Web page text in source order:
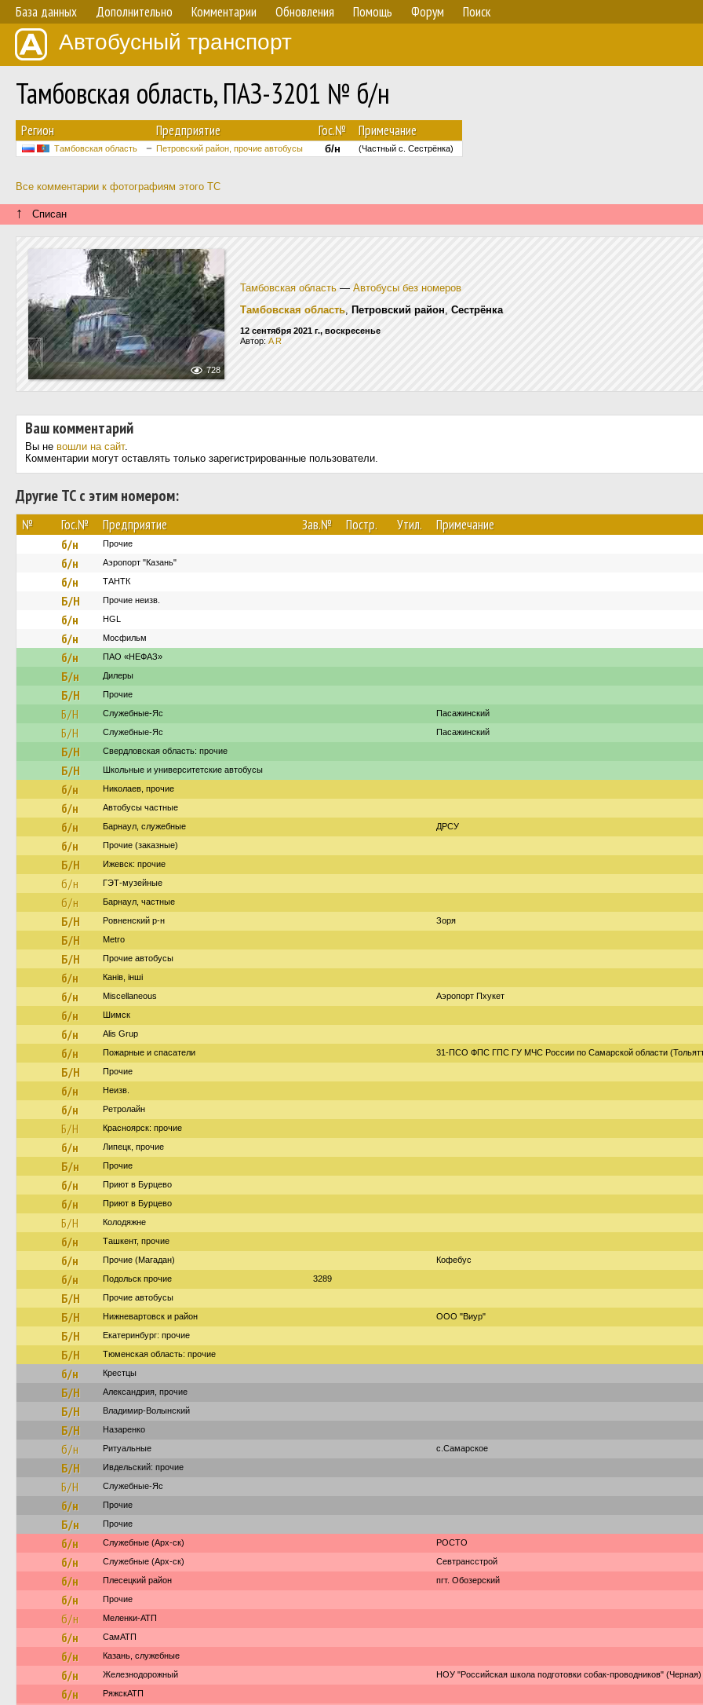
База данных Дополнительно Комментарии Обновления Помощь Форум Поиск
Автобусный транспорт
Тамбовская область, ПАЗ-3201 № б/н
Регион Предприятие Гос.№ Примечание
Тамбовская область Петровский район, прочие автобусы б/н (Частный с. Сестрёнка)
Все комментарии к фотографиям этого ТС
↑ Списан
728
Тамбовская область — Автобусы без номеров
Тамбовская область, Петровский район, Сестрёнка
12 сентября 2021 г., воскресенье
Автор: A R
Ваш комментарий
Вы не вошли на сайт.
Комментарии могут оставлять только зарегистрированные пользователи.
Другие ТС с этим номером:
№ Гос.№ Предприятие Зав.№ Постр. Утил. Примечание
б/н Прочие
б/н Аэропорт "Казань"
б/н ТАНТК
Б/Н Прочие неизв.
б/н HGL
б/н Мосфильм
б/н ПАО «НЕФАЗ»
Б/н Дилеры
Б/Н Прочие
Б/Н Служебные-Яс Пасажинский
Б/Н Служебные-Яс Пасажинский
Б/Н Свердловская область: прочие
Б/Н Школьные и университетские автобусы
б/н Николаев, прочие
б/н Автобусы частные
б/н Барнаул, служебные ДРСУ
б/н Прочие (заказные)
Б/Н Ижевск: прочие
б/н ГЭТ-музейные
б/н Барнаул, частные
Б/Н Ровненский р-н Зоря
Б/Н Metro
Б/Н Прочие автобусы
б/н Канів, інші
б/н Miscellaneous Аэропорт Пхукет
б/н Шимск
б/н Alis Grup
б/н Пожарные и спасатели 31-ПСО ФПС ГПС ГУ МЧС России по Самарской области
Б/Н Прочие
б/н Неизв.
б/н Ретролайн
Б/Н Красноярск: прочие
б/н Липецк, прочие
Б/н Прочие
б/н Приют в Бурцево
б/н Приют в Бурцево
Б/Н Колодяжне
б/н Ташкент, прочие
б/н Прочие (Магадан) Кофебус
б/н Подольск прочие 3289
Б/Н Прочие автобусы
Б/Н Нижневартовск и район ООО "Виур"
Б/Н Екатеринбург: прочие
Б/Н Тюменская область: прочие
б/н Крестцы
Б/Н Александрия, прочие
Б/Н Владимир-Волынский
Б/Н Назаренко
б/н Ритуальные с.Самарское
Б/Н Ивдельский: прочие
Б/Н Служебные-Яс
б/н Прочие
Б/н Прочие
б/н Служебные (Арх-ск) РОСТО
б/н Служебные (Арх-ск) Севтрансстрой
б/н Плесецкий район пгт. Обозерский
б/н Прочие
б/н Меленки-АТП
б/н СамАТП
б/н Казань, служебные
б/н Железнодорожный НОУ "Российская школа подготовки собак-проводников" (Черная)
б/н РяжскАТП